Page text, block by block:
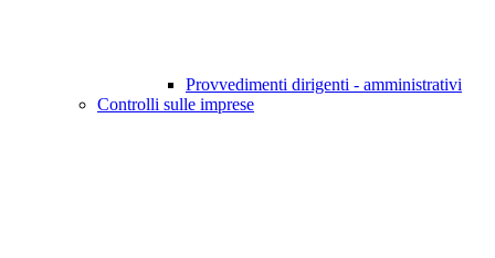
Provvedimenti dirigenti - amministrativi
Controlli sulle imprese